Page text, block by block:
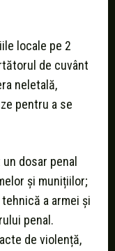
locale pe 2
de cuvânt
neletală,
pentru a se
dosar penal
și munițiilor;
a armei și
penal.
de violență,